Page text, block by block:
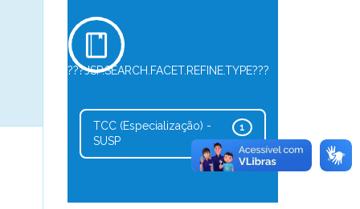
???JSP.SEARCH.FACET.REFINE.TYPE???
1
TCC (Especialização) -
SUSP